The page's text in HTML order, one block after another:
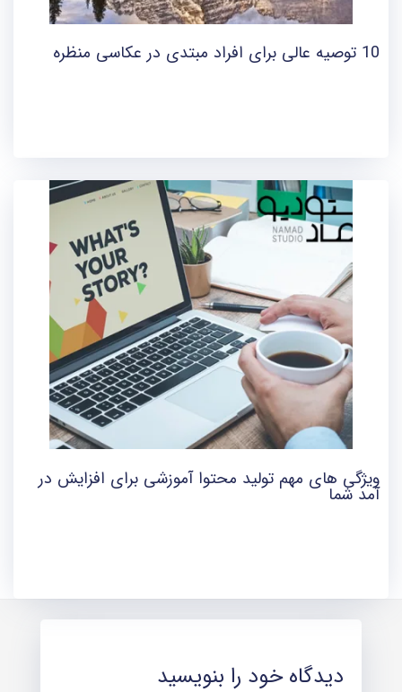
10 توصیه عالی برای افراد مبتدی در عکاسی منظره
ویژگی های مهم تولید محتوا آموزشی برای افزایش در
آمد شما
دیدگاه‌ خود را بنویسید